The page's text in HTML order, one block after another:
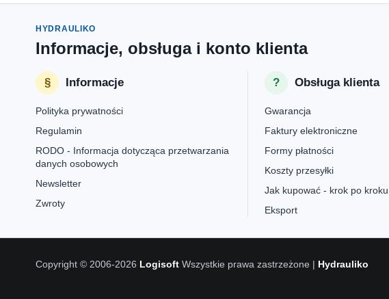
HYDRAULIKO
Informacje, obsługa i konto klienta
Informacje
Polityka prywatności
Regulamin
RODO - Informacja dotycząca przetwarzania
danych osobowych
Newsletter
Zwroty
Obsługa klienta
Gwarancja
Faktury elektroniczne
Formy płatności
Koszty przesyłki
Jak kupować - krok po kroku
Eksport
Copyright © 2006-2026 Logisoft Wszystkie prawa zastrzeżone | Hydrauliko